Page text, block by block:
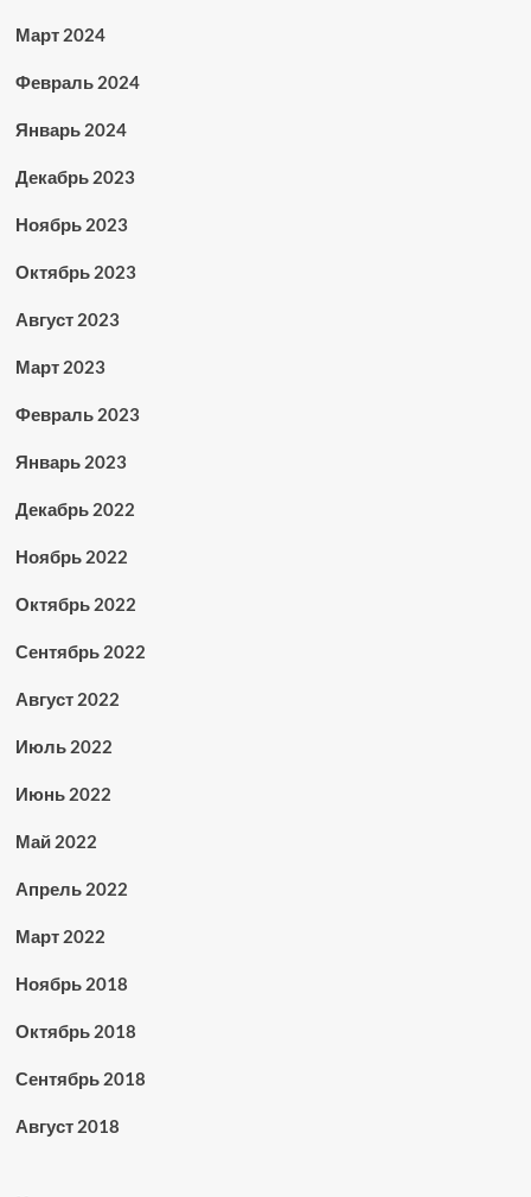
Март 2024
Февраль 2024
Январь 2024
Декабрь 2023
Ноябрь 2023
Октябрь 2023
Август 2023
Март 2023
Февраль 2023
Январь 2023
Декабрь 2022
Ноябрь 2022
Октябрь 2022
Сентябрь 2022
Август 2022
Июль 2022
Июнь 2022
Май 2022
Апрель 2022
Март 2022
Ноябрь 2018
Октябрь 2018
Сентябрь 2018
Август 2018